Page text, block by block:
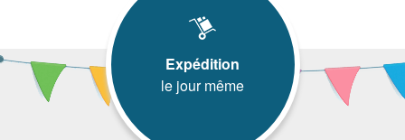
Expédition
le jour même